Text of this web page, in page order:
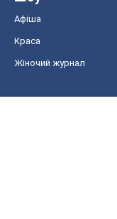
Афіша
Краса
Жіночий журнал